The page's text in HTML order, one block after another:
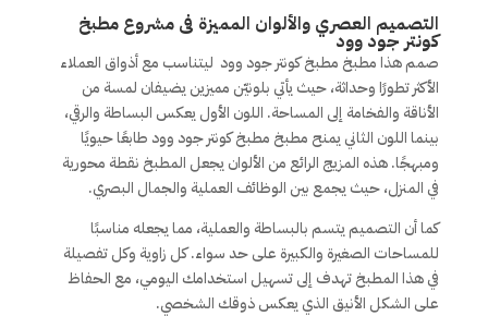
التصميم العصري والألوان المميزة فى مشروع مطبخ
كونتر جود وود
صمم هذا مطبخ مطبخ كونتر جود وود ليتناسب مع أذواق العملاء
الأكثر تطورًا وحداثة، حيث يأتي بلونيّن مميزين يضيفان لمسة من
الأناقة والفخامة إلى المساحة. اللون الأول يعكس البساطة والرقي،
بينما اللون الثاني يمنح مطبخ مطبخ كونتر جود وود طابعًا حيويًا
ومبهجًا. هذه المزيج الرائع من الألوان يجعل المطبخ نقطة محورية
في المنزل، حيث يجمع بين الوظائف العملية والجمال البصري.
كما أن التصميم يتسم بالبساطة والعملية، مما يجعله مناسبًا
للمساحات الصغيرة والكبيرة على حد سواء. كل زاوية وكل تفصيلة
في هذا المطبخ تهدف إلى تسهيل استخدامك اليومي، مع الحفاظ
على الشكل الأنيق الذي يعكس ذوقك الشخصي.